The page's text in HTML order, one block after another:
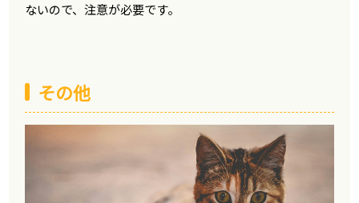
ないので、注意が必要です。
その他